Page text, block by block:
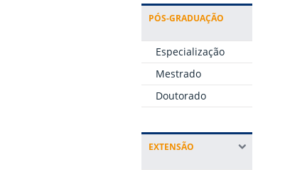
PÓS-GRADUAÇÃO
Especialização
Mestrado
Doutorado
EXTENSÃO